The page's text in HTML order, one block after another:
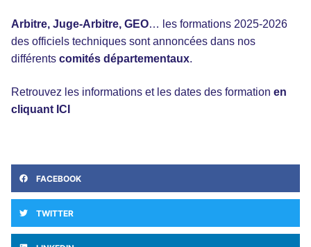
Arbitre, Juge-Arbitre, GEO… les formations 2025-2026
des officiels techniques sont annoncées dans nos
différents comités départementaux.
Retrouvez les informations et les dates des formation en
cliquant ICI
FACEBOOK
TWITTER